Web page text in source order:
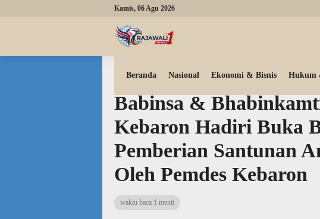
Kamis, 06 Agu 2026
Beranda Nasional Ekonomi & Bisnis Hukum
Babinsa &
Kebaron Hadiri Buka
Pemberian Santunan
Oleh Pemdes Kebaron
waktu baca 1 menit